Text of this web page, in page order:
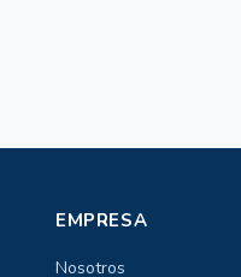
EMPRESA
Nosotros